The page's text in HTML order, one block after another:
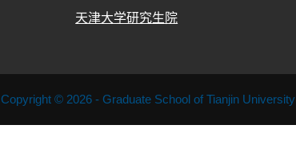
天津大学研究生院
Copyright © 2026 - Graduate School of Tianjin University